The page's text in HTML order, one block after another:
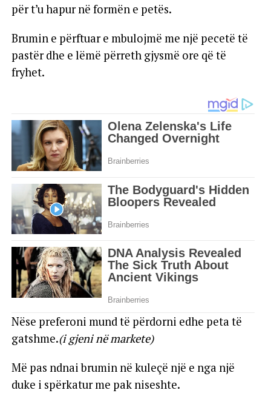
për t’u hapur në formën e petës.
Brumin e përftuar e mbulojmë me një pecetë të
pastër dhe e lëmë përreth gjysmë ore që të
fryhet.
Nëse preferoni mund të përdorni edhe peta të
gatshme.(i gjeni në markete)
Më pas ndnai brumin në kuleçë një e nga një
duke i spërkatur me pak niseshte.